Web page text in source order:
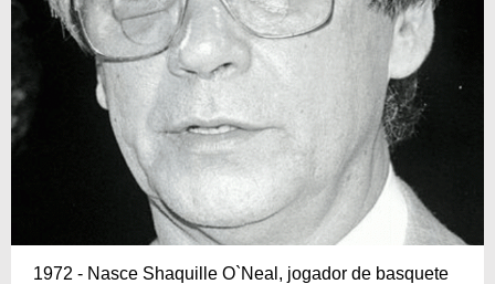
1972 - Nasce Shaquille O`Neal, jogador de basquete